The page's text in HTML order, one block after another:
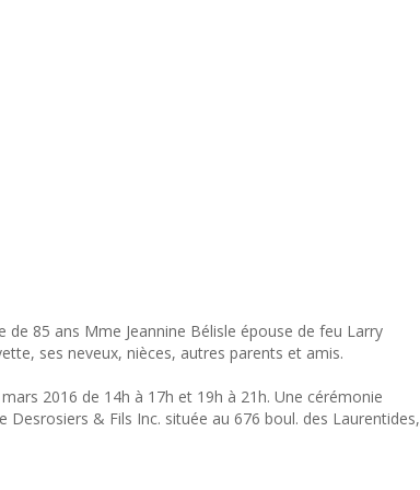
de 85 ans Mme Jeannine Bélisle épouse de feu Larry
ses neveux, nièces, autres parents et amis.
2016 de 14h à 17h et 19h à 21h. Une cérémonie
Desrosiers & Fils Inc. située au 676 boul. des Laurentides,